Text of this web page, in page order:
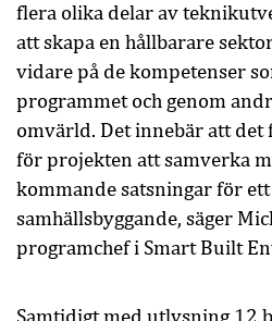
flera olika delar av
att skapa en hållbarare
vidare på de kompetenser
programmet och genom
omvärld. Det innebär att
för projekten att samverka
kommande satsningar för
samhällsbyggande, säger
programchef i Smart Built